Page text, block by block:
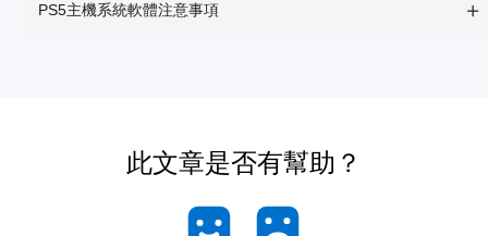
PS5主機系統軟體注意事項
此文章是否有幫助？